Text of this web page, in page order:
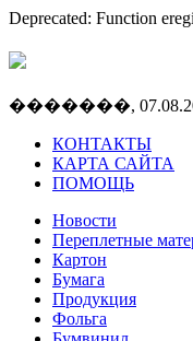
Deprecated: Function
�������,
КОНТАКТЫ
КАРТА САЙТА
ПОМОЩЬ
Новости
Переплетные
Картон
Бумага
Продукция
Фольга